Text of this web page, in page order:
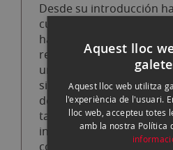
Desde su introducción
cuarenta años, las
han estado a la
rendimiento. Hoy en día,
una elipse en lugar de
siendo lo que los separa
demás. Con otras
tan buena sea la
invariablemente
Aquest lloc
Aquest lloc web utilitza
l'experiència de l'usuari.
lloc web, accepteu totes
amb la nostra Política